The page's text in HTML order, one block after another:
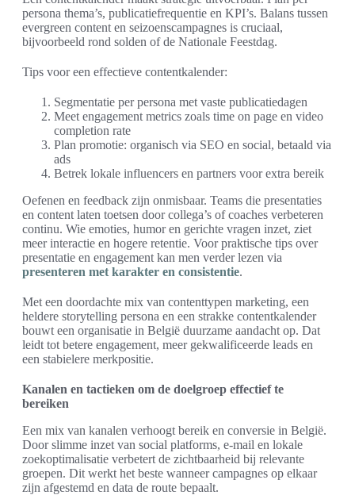
persona thema’s, publicatiefrequentie en KPI’s. Balans tussen
evergreen content en seizoenscampagnes is cruciaal,
bijvoorbeeld rond solden of de Nationale Feestdag.
Tips voor een effectieve contentkalender:
Segmentatie per persona met vaste publicatiedagen
Meet engagement metrics zoals time on page en video
completion rate
Plan promotie: organisch via SEO en social, betaald via
ads
Betrek lokale influencers en partners voor extra bereik
Oefenen en feedback zijn onmisbaar. Teams die presentaties
en content laten toetsen door collega’s of coaches verbeteren
continu. Wie emoties, humor en gerichte vragen inzet, ziet
meer interactie en hogere retentie. Voor praktische tips over
presentatie en engagement kan men verder lezen via
presenteren met karakter en consistentie.
Met een doordachte mix van contenttypen marketing, een
heldere storytelling persona en een strakke contentkalender
bouwt een organisatie in België duurzame aandacht op. Dat
leidt tot betere engagement, meer gekwalificeerde leads en
een stabielere merkpositie.
Kanalen en tactieken om de doelgroep effectief te
bereiken
Een mix van kanalen verhoogt bereik en conversie in België.
Door slimme inzet van social platforms, e-mail en lokale
zoekoptimalisatie verbetert de zichtbaarheid bij relevante
groepen. Dit werkt het beste wanneer campagnes op elkaar
zijn afgestemd en data de route bepaalt.